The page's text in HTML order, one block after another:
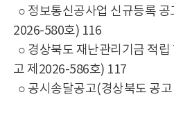
○ 정보통신공사업 신규등록 공
2026-580호) 116
○ 경상북도 재난관리기금 적
고 제2026-586호) 117
○ 공시송달공고(경상북도 공